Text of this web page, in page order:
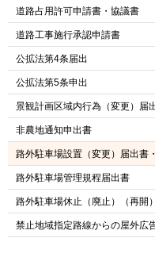
道路占用許可申請書・協議書
道路工事施行承認申請書
公拡法第4条届出
公拡法第5条申出
景観計画区域内行為（変更）届
非農地通知申出書
路外駐車場設置（変更）届出書
路外駐車場管理規程届出書
路外駐車場休止（廃止）（再開
禁止地域指定路線からの屋外広